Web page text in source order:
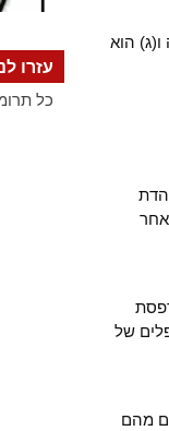
הוא
הדת
של
מהם
עזרו
כל